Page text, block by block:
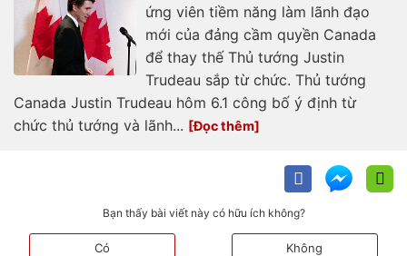
ứng viên tiềm năng làm lãnh đạo
mới của đảng cầm quyền Canada
để thay thế Thủ tướng Justin
Trudeau sắp từ chức. Thủ tướng
Canada Justin Trudeau hôm 6.1 công bố ý định từ
chức thủ tướng và lãnh...
Bạn thấy bài viết này có hữu ích không?
Có Không